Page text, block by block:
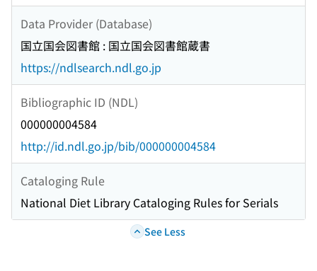
Data Provider (Database)
国立国会図書館 : 国立国会図書館蔵書
https://ndlsearch.ndl.go.jp
Bibliographic ID (NDL)
000000004584
http://id.ndl.go.jp/bib/000000004584
Cataloging Rule
National Diet Library Cataloging Rules for Serials
See Less